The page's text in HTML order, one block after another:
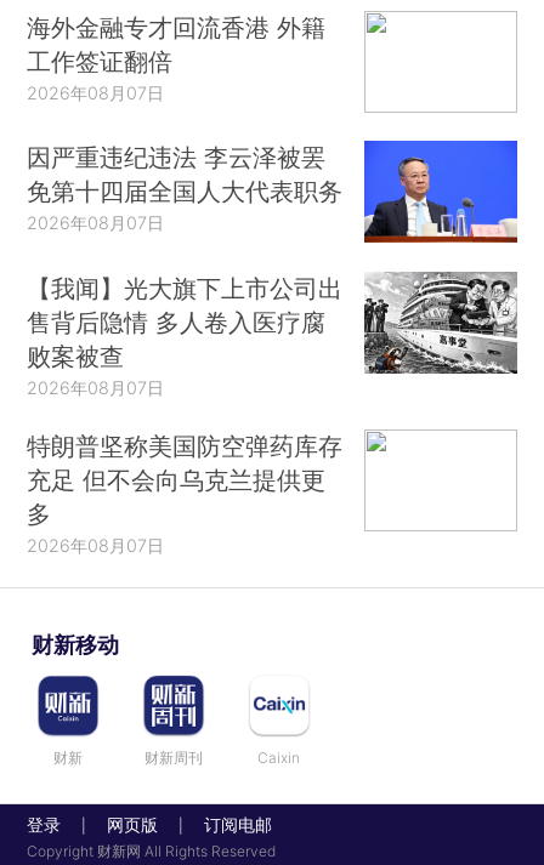
海外金融专才回流香港 外籍
工作签证翻倍
2026年08月07日
因严重违纪违法 李云泽被罢
免第十四届全国人大代表职务
2026年08月07日
【我闻】光大旗下上市公司出
售背后隐情 多人卷入医疗腐
败案被查
2026年08月07日
特朗普坚称美国防空弹药库存
充足 但不会向乌克兰提供更
多
2026年08月07日
财新移动
财新 财新周刊 Caixin
登录 网页版 订阅电邮
Copyright 财新网 All Rights Reserved